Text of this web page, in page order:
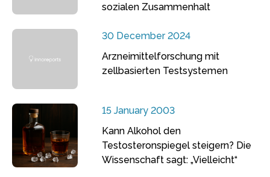
sozialen Zusammenhalt
30 December 2024
Arzneimittelforschung mit
zellbasierten Testsystemen
15 January 2003
Kann Alkohol den
Testosteronspiegel steigern? Die
Wissenschaft sagt: „Vielleicht“